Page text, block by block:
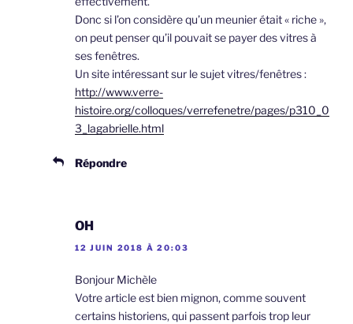
Donc si l’on considère qu’un meunier était « riche »,
on peut penser qu’il pouvait se payer des vitres à
ses fenêtres.
Un site intéressant sur le sujet vitres/fenêtres :
http://www.verre-
histoire.org/colloques/verrefenetre/pages/p310_0
3_lagabrielle.html
Répondre
OH
12 JUIN 2018 À 20:03
Bonjour Michèle
Votre article est bien mignon, comme souvent
certains historiens, qui passent parfois trop leur